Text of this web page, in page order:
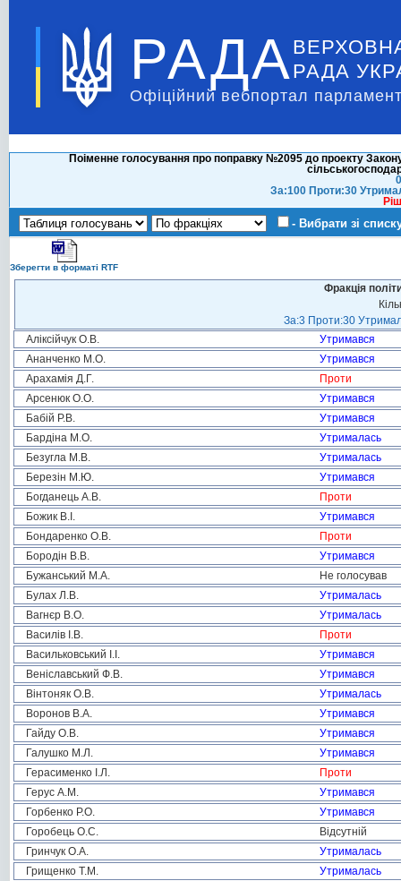
РАДА РАДА
Офіційний вебпортал
Поіменне голосування про поправку №2095 до проекту
За:100 Проти:30
- Вибрати зі
Зберегти в форматі RTF
Фракція
За:3 Проти:30
Аліксійчук О.В.
Утримався
Ананченко М.О.
Утримався
Арахамія Д.Г.
Проти
Арсенюк О.О.
Утримався
Бабій Р.В.
Утримався
Бардіна М.О.
Утрималась
Безугла М.В.
Утрималась
Березін М.Ю.
Утримався
Богданець А.В.
Проти
Божик В.І.
Утримався
Бондаренко О.В.
Проти
Бородін В.В.
Утримався
Бужанський М.А.
Не голосував
Булах Л.В.
Утрималась
Вагнєр В.О.
Утрималась
Василів І.В.
Проти
Васильковський І.І.
Утримався
Веніславський Ф.В.
Утримався
Вінтоняк О.В.
Утрималась
Воронов В.А.
Утримався
Гайду О.В.
Утримався
Галушко М.Л.
Утримався
Герасименко І.Л.
Проти
Герус А.М.
Утримався
Горбенко Р.О.
Утримався
Горобець О.С.
Відсутній
Гринчук О.А.
Утрималась
Грищенко Т.М.
Утрималась